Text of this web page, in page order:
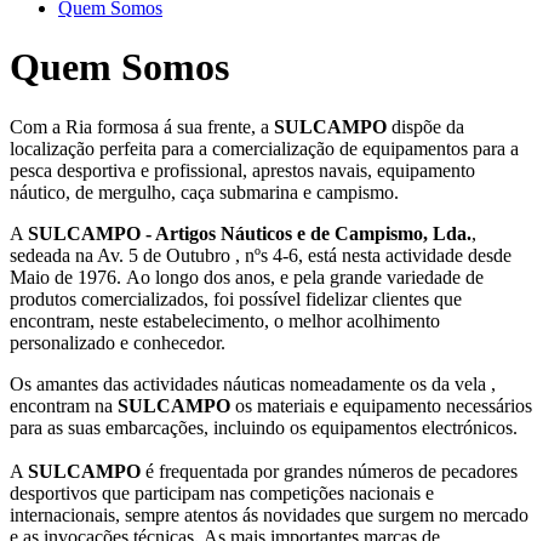
Quem Somos
Quem Somos
Com a Ria formosa á sua frente, a SULCAMPO dispõe da
localização perfeita para a comercialização de equipamentos para a
pesca desportiva e profissional, aprestos navais, equipamento
náutico, de mergulho, caça submarina e campismo.
A SULCAMPO - Artigos Náuticos e de Campismo, Lda.,
sedeada na Av. 5 de Outubro , nºs 4-6, está nesta actividade desde
Maio de 1976. Ao longo dos anos, e pela grande variedade de
produtos comercializados, foi possível fidelizar clientes que
encontram, neste estabelecimento, o melhor acolhimento
personalizado e conhecedor.
Os amantes das actividades náuticas nomeadamente os da vela ,
encontram na SULCAMPO os materiais e equipamento necessários
para as suas embarcações, incluindo os equipamentos electrónicos.
A SULCAMPO é frequentada por grandes números de pecadores
desportivos que participam nas competições nacionais e
internacionais, sempre atentos ás novidades que surgem no mercado
e as invocações técnicas. As mais importantes marcas de